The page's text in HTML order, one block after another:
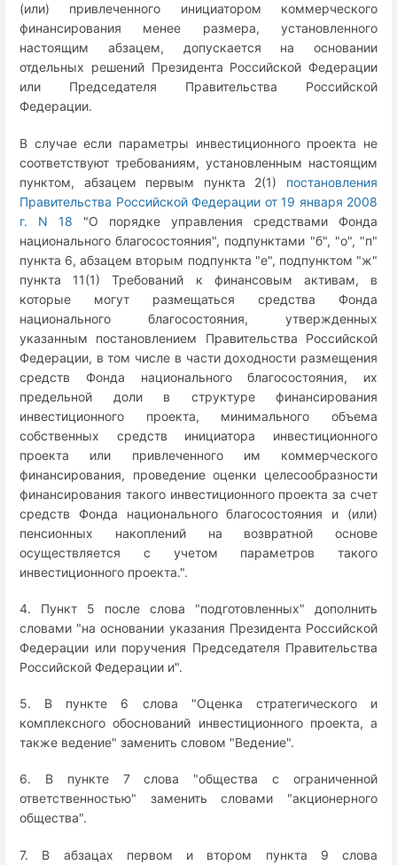
(или) привлеченного инициатором коммерческого
финансирования менее размера, установленного
настоящим абзацем, допускается на основании
отдельных решений Президента Российской Федерации
или Председателя Правительства Российской
Федерации.
В случае если параметры инвестиционного проекта не
соответствуют требованиям, установленным настоящим
пунктом, абзацем первым пункта 2(1) постановления
Правительства Российской Федерации от 19 января 2008
г. N 18 "О порядке управления средствами Фонда
национального благосостояния", подпунктами "б", "о", "п"
пункта 6, абзацем вторым подпункта "е", подпунктом "ж"
пункта 11(1) Требований к финансовым активам, в
которые могут размещаться средства Фонда
национального благосостояния, утвержденных
указанным постановлением Правительства Российской
Федерации, в том числе в части доходности размещения
средств Фонда национального благосостояния, их
предельной доли в структуре финансирования
инвестиционного проекта, минимального объема
собственных средств инициатора инвестиционного
проекта или привлеченного им коммерческого
финансирования, проведение оценки целесообразности
финансирования такого инвестиционного проекта за счет
средств Фонда национального благосостояния и (или)
пенсионных накоплений на возвратной основе
осуществляется с учетом параметров такого
инвестиционного проекта.".
4. Пункт 5 после слова "подготовленных" дополнить
словами "на основании указания Президента Российской
Федерации или поручения Председателя Правительства
Российской Федерации и".
5. В пункте 6 слова "Оценка стратегического и
комплексного обоснований инвестиционного проекта, а
также ведение" заменить словом "Ведение".
6. В пункте 7 слова "общества с ограниченной
ответственностью" заменить словами "акционерного
общества".
7. В абзацах первом и втором пункта 9 слова